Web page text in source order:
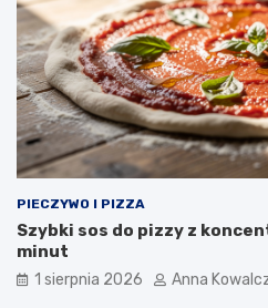
PIECZYWO I PIZZA
Szybki sos do pizzy z
minut
1 sierpnia 2026 Anna